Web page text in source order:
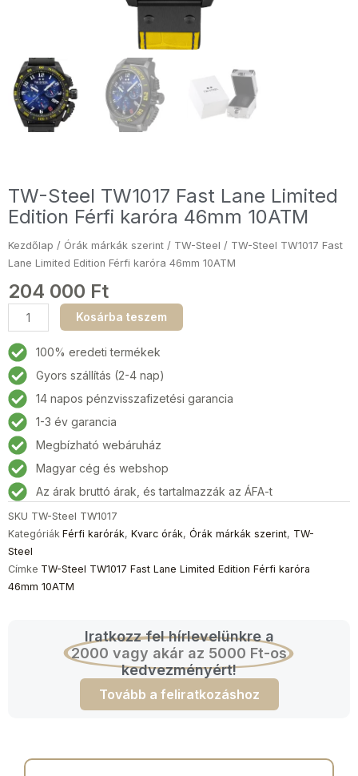
TW-Steel TW1017 Fast Lane Limited
Edition Férfi karóra 46mm 10ATM
Kezdőlap / Órák márkák szerint / TW-Steel / TW-Steel TW1017 Fast
Lane Limited Edition Férfi karóra 46mm 10ATM
204 000 Ft
TW-
Steel
TW1017
Fast
Lane
Limited
Edition
Férfi
karóra
46mm
10ATM
mennyiség
Kosárba teszem
100% eredeti termékek
Gyors szállítás (2-4 nap)
14 napos pénzvisszafizetési garancia
1-3 év garancia
Megbízható webáruház
Magyar cég és webshop
Az árak bruttó árak, és tartalmazzák az ÁFA-t
SKU TW-Steel TW1017
Kategóriák Férfi karórák, Kvarc órák, Órák márkák szerint, TW-
Steel
Címke TW-Steel TW1017 Fast Lane Limited Edition Férfi karóra
46mm 10ATM
Iratkozz fel hírlevelünkre a
2000 vagy akár az 5000 Ft-os
kedvezményért!
Tovább a feliratkozáshoz